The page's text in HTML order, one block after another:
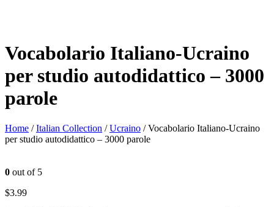
Vocabolario Italiano-Ucraino
per studio autodidattico – 3000
parole
Home /Italian Collection /Ucraino / Vocabolario Italiano-Ucraino
per studio autodidattico – 3000 parole
0 out of 5
$3.99